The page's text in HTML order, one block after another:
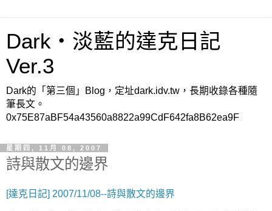
Dark‧淡藍的達克日記
Ver.3
Dark的「第三個」Blog，定址dark.idv.tw，長期收錄各種隨
筆長文。
0x75E87aBF54a43560a8822a99CdF642fa8B62ea9F
星期四, 11月 08, 2007
詩與散文的邊界
[達克日記] 2007/11/08--詩與散文的邊界